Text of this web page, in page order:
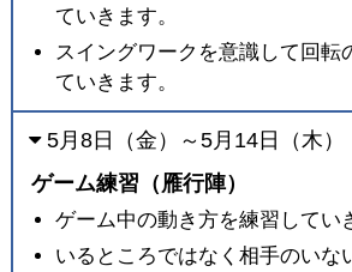
ていきます。
スイングワークを意識して回転
ていきます。
5月8日（金）～5月14日（木）
ゲーム練習（雁行陣）
ゲーム中の動き方を練習してい
いるところではなく相手のいな